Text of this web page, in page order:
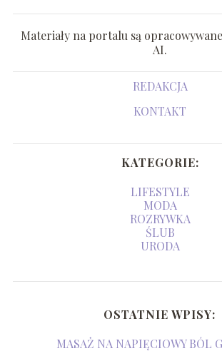
Materiały na portalu są
AI.
REDAKCJA
KONTAKT
KATEGORIE:
LIFESTYLE
MODA
ROZRYWKA
ŚLUB
URODA
OSTATNIE WPISY:
MASAŻ NA NAPIĘCIOWY BÓL